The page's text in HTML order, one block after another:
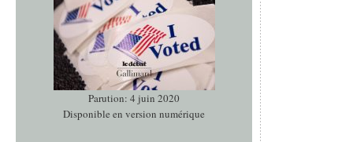
Parution: 4 juin 2020
Disponible en version numérique